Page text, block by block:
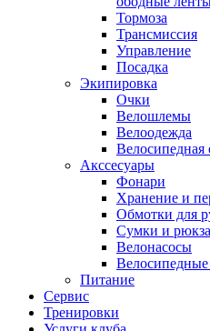
Тормоза
Трансмиссия
Управление
Посадка
Экипировка
Очки
Велошлемы
Велоодежда
Велосипедная
Акссесуары
Фонари
Хранение и
Обмотки для
Сумки и
Велонасосы
Велосипедные
Питание
Сервис
Тренировки